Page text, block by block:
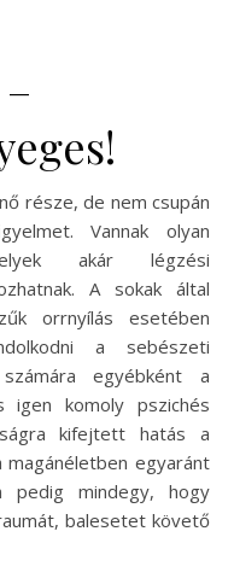
része, de nem csupán
Vannak olyan
akár légzési
A sokak által
orrnyílás esetében
a sebészeti
egyébként a
igen komoly pszichés
kifejtett hatás a
egyaránt
pedig mindegy, hogy
balesetet követő